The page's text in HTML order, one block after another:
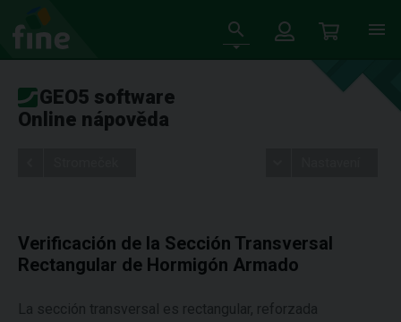
GEO5 software
Online nápověda
Verificación de la Sección Transversal
Rectangular de Hormigón Armado
La sección transversal es rectangular, reforzada